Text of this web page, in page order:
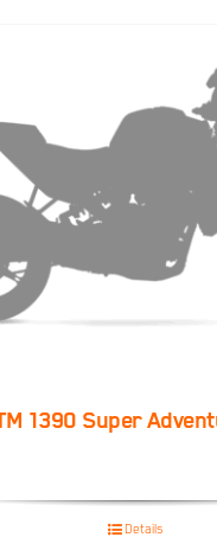
1390 Super
Details